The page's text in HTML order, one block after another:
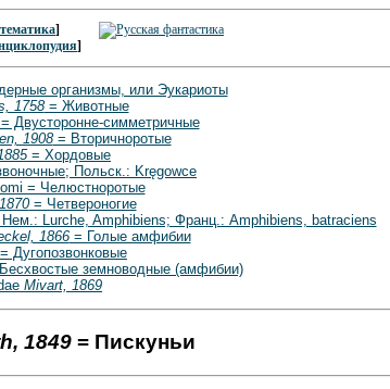
]
]
организмы, или Эукариоты
1758= Животные
Двусторонне-симметричные
1908= Вторичноротые
= Хордовые
Польск.: Kręgowce
= Челюстноротые
= Четвероногие
Lurche, Amphibiens; Франц.: Amphibiens, batraciens
1866= Голые амфибии
Дугопозвонковые
земноводные (амфибии)
Mivart, 1869
1849= Пискуньи